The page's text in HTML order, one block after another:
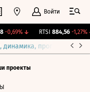
Войти
-0,69%↓ RTSI 884,56 -1,27%
прогнозы
проекты